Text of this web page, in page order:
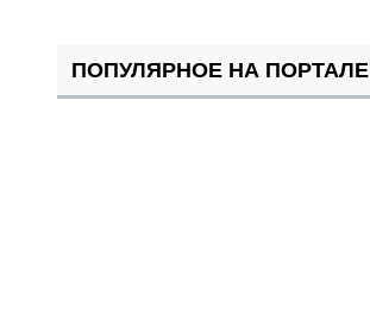
ПОПУЛЯРНОЕ НА ПОРТАЛЕ